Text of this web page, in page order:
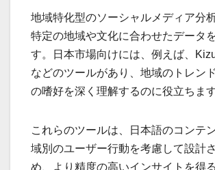
地域特化型のソーシャルメディア分
特定の地域や文化に合わせたデータ
す。日本市場向けには、例えば、
などのツールがあり、地域のトレン
の嗜好を深く理解するのに役立ちます
これらのツールは、日本語のコンテ
域別のユーザー行動を考慮して設計
め、より精度の高いインサイトを得